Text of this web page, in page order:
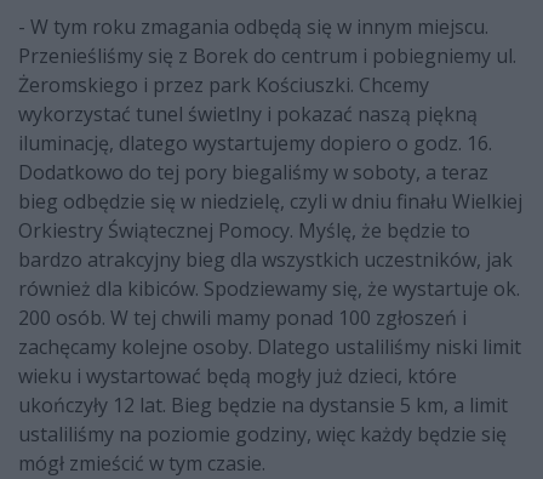
- W tym roku zmagania odbędą się w innym miejscu.
Przenieśliśmy się z Borek do centrum i pobiegniemy ul.
Żeromskiego i przez park Kościuszki. Chcemy
wykorzystać tunel świetlny i pokazać naszą piękną
iluminację, dlatego wystartujemy dopiero o godz. 16.
Dodatkowo do tej pory biegaliśmy w soboty, a teraz
bieg odbędzie się w niedzielę, czyli w dniu finału Wielkiej
Orkiestry Świątecznej Pomocy. Myślę, że będzie to
bardzo atrakcyjny bieg dla wszystkich uczestników, jak
również dla kibiców. Spodziewamy się, że wystartuje ok.
200 osób. W tej chwili mamy ponad 100 zgłoszeń i
zachęcamy kolejne osoby. Dlatego ustaliliśmy niski limit
wieku i wystartować będą mogły już dzieci, które
ukończyły 12 lat. Bieg będzie na dystansie 5 km, a limit
ustaliliśmy na poziomie godziny, więc każdy będzie się
mógł zmieścić w tym czasie.